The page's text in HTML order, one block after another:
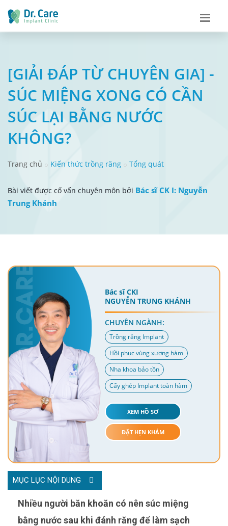
[GIẢI ĐÁP TỪ CHUYÊN GIA] -
SÚC MIỆNG XONG CÓ CẦN
SÚC LẠI BẰNG NƯỚC
KHÔNG?
Trang chủ Kiến thức trồng răng Tổng quát
Bài viết được cố vấn chuyên môn bởi Bác sĩ CK I: Nguyễn
Trung Khánh
Bác sĩ CKI
NGUYỄN TRUNG KHÁNH
CHUYÊN NGÀNH:
Trồng răng Implant
Hồi phục vùng xương hàm
Nha khoa bảo tồn
Cấy ghép Implant toàn hàm
XEM HỒ SƠ
ĐẶT HẸN KHÁM
MỤC LỤC NỘI DUNG
Nhiều người băn khoăn có nên súc miệng
bằng nước sau khi đánh răng để làm sạch